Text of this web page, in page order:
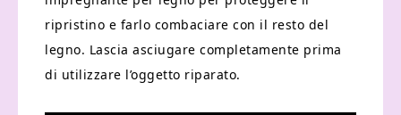
ripristino e farlo combaciare con il resto del
legno. Lascia asciugare completamente prima
di utilizzare l’oggetto riparato.